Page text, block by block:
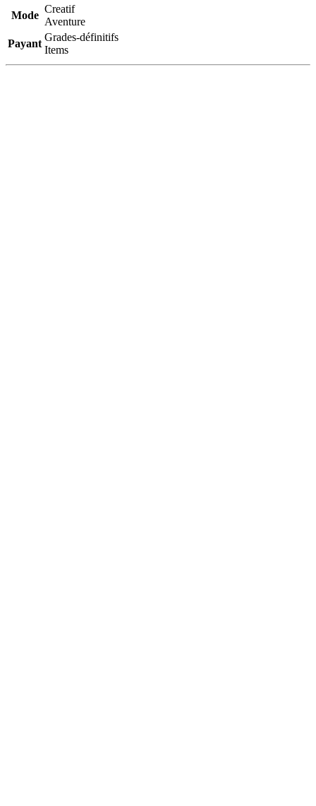
Mode
Creatif
Aventure
Payant
Grades-définitifs
Items